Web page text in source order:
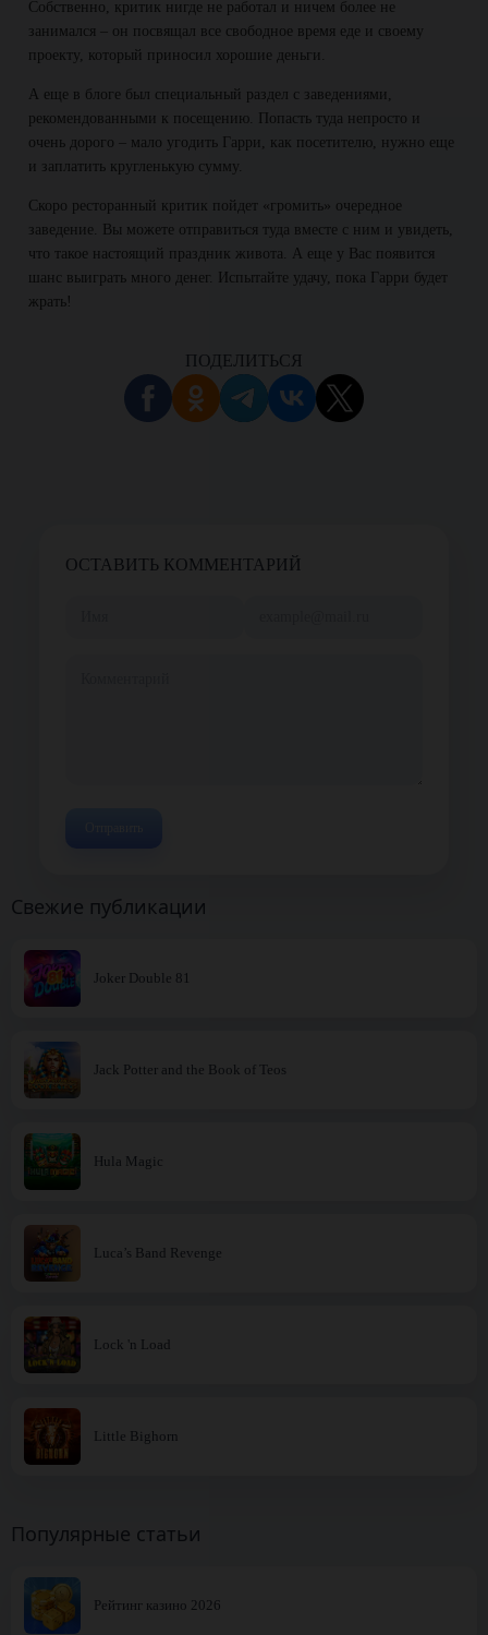
Собственно, критик нигде не работал и ничем более не
занимался – он посвящал все свободное время еде и своему
проекту, который приносил хорошие деньги.
А еще в блоге был специальный раздел с заведениями,
рекомендованными к посещению. Попасть туда непросто и
очень дорого – мало угодить Гарри, как посетителю, нужно еще
и заплатить кругленькую сумму.
Скоро ресторанный критик пойдет «громить» очередное
заведение. Вы можете отправиться туда вместе с ним и увидеть,
что такое настоящий праздник живота. А еще у Вас появится
шанс выиграть много денег. Испытайте удачу, пока Гарри будет
жрать!
ПОДЕЛИТЬСЯ
ОСТАВИТЬ КОММЕНТАРИЙ
Свежие публикации
Joker Double 81
Jack Potter and the Book of Teos
Hula Magic
Luca’s Band Revenge
Lock 'n Load
Little Bighorn
Популярные статьи
Рейтинг казино 2026